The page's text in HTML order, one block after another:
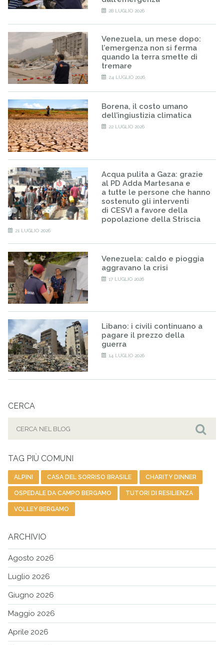
28 LUGLIO 2026
Venezuela, un mese dopo:
l’emergenza non si ferma
quando la terra smette di
tremare
24 LUGLIO 2026
Borena, il costo umano
dell’ingiustizia climatica
22 LUGLIO 2026
Acqua pulita a Gaza: grazie
al PD Adda Martesana e
a tutte le persone che hanno
sostenuto gli interventi
di CESVI a favore della
popolazione della Striscia
21 LUGLIO 2026
Venezuela: caldo e pioggia
aggravano la crisi
17 LUGLIO 2026
Libano: i civili continuano a
pagare il prezzo della
guerra
14 LUGLIO 2026
CERCA
TAG PIÙ COMUNI
ALPINI CASA DEL SORRISO BRASILE CHARITY DINNER
OSPEDALE DA CAMPO BERGAMO TUTORI DI RESILIENZA
VOLLEY BERGAMO
ARCHIVIO
Agosto 2026
Luglio 2026
Giugno 2026
Maggio 2026
Aprile 2026